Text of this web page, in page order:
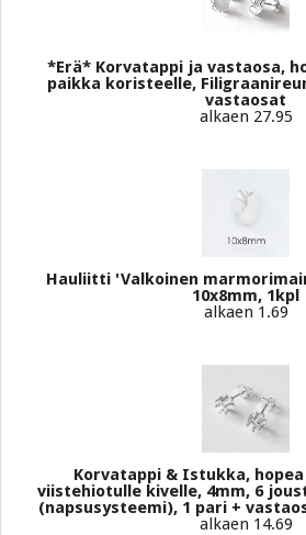
*Erä* Korvatappi ja vastaosa,
paikka koristeelle,
vastaosat
alkaen 27.95
Hauliitti 'Valkoinen
10x8mm, 1kpl
alkaen 1.69
Korvatappi & Istukka, hopea
viistehiotulle kivelle, 4mm, 6
(napsusysteemi), 1 pari +
alkaen 14.69